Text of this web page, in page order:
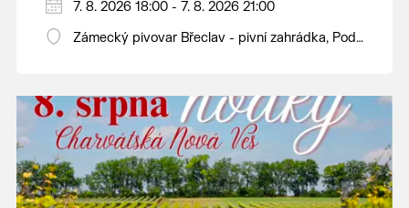
7. 8. 2026 18:00 - 7. 8. 2026 21:00
Zámecký pivovar Břeclav - pivní zahrádka, Pod